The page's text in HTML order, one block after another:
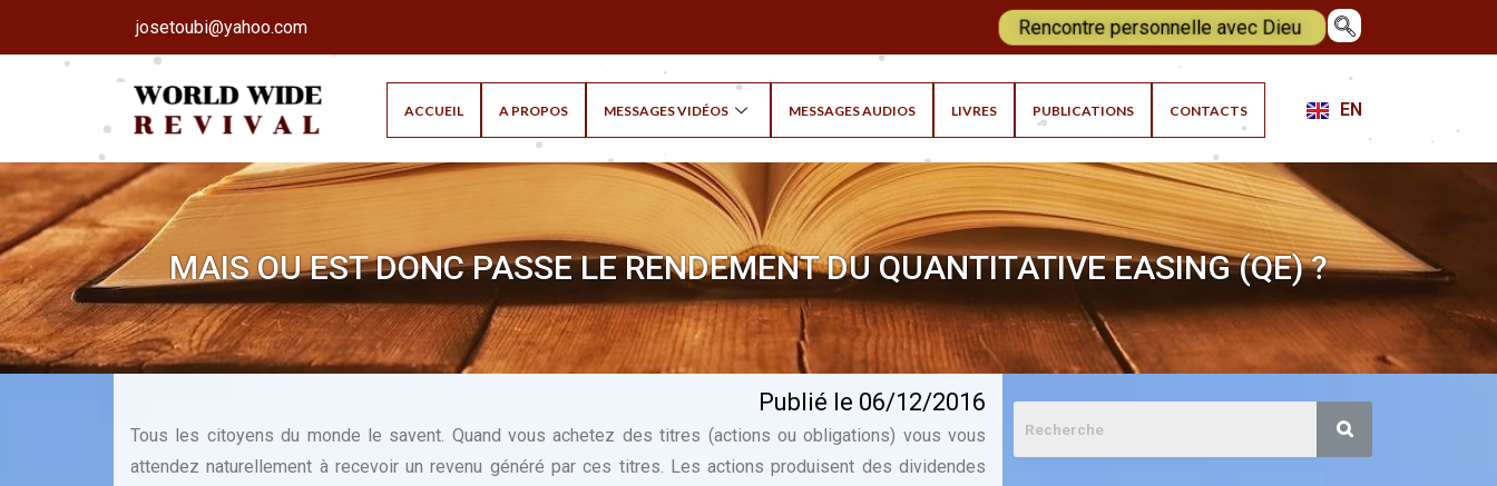
josetoubi@yahoo.com Rencontre personnelle avec Dieu
ACCUEIL A PROPOS MESSAGES VIDÉOS MESSAGES AUDIOS LIVRES PUBLICATIONS CONTACTS EN
MAIS OU EST DONC PASSE LE RENDEMENT DU QUANTITATIVE EASING (QE) ?
Publié le 06/12/2016
Tous les citoyens du monde le savent. Quand vous achetez des titres (actions ou obligations) vous vous
attendez naturellement à recevoir un revenu généré par ces titres. Les actions produisent des dividendes